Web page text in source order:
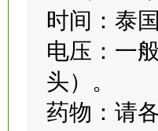
天气：全
时间：泰
电压：一
头）。